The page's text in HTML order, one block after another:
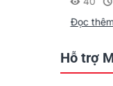
Đọc thêm
Hỗ trợ